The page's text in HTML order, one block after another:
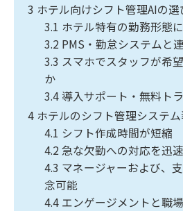
3 ホテル向けシフト管理AIの選
3.1 ホテル特有の勤務形態
3.2PMS・勤怠システムと
3.3 スマホでスタッフが希
か
3.4導入サポート・無料ト
4 ホテルのシフト管理システ
4.1 シフト作成時間が短縮
4.2急な欠勤への対応を迅
4.3 マネージャーおよび、
念可能
4.4エンゲージメントと職